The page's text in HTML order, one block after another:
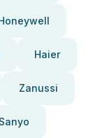
Haier
Zanussi
Sanyo